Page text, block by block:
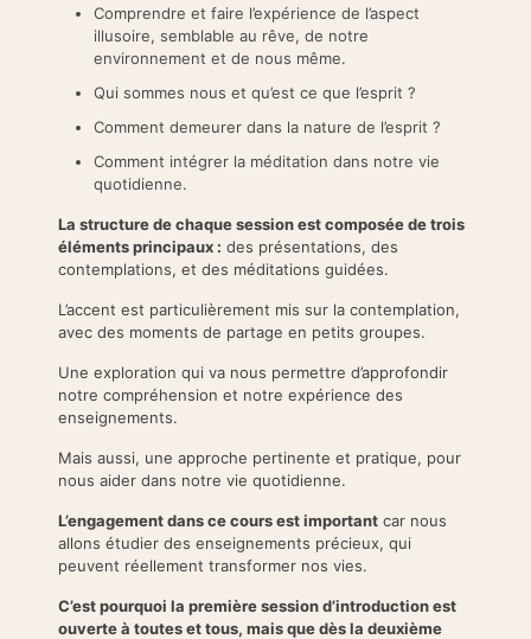
Comprendre et faire l’expérience de l’aspect
illusoire, semblable au rêve, de notre
environnement et de nous même.
Qui sommes nous et qu’est ce que l’esprit ?
Comment demeurer dans la nature de l’esprit ?
Comment intégrer la méditation dans notre vie
quotidienne.
La structure de chaque session est composée de trois
éléments principaux : des présentations, des
contemplations, et des méditations guidées.
L’accent est particulièrement mis sur la contemplation,
avec des moments de partage en petits groupes.
Une exploration qui va nous permettre d’approfondir
notre compréhension et notre expérience des
enseignements.
Mais aussi, une approche pertinente et pratique, pour
nous aider dans notre vie quotidienne.
L’engagement dans ce cours est important car nous
allons étudier des enseignements précieux, qui
peuvent réellement transformer nos vies.
C’est pourquoi la première session d’introduction est
ouverte à toutes et tous, mais que dès la deuxième